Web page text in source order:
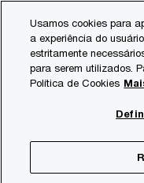
content
footer
Usamos cookies para
a experiência do
estritamente
para serem utilizados.
Política de Cookies